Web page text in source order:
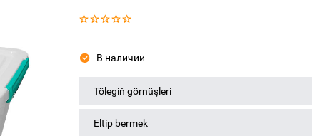
В наличии
Tölegiň görnüşleri
Eltip bermek